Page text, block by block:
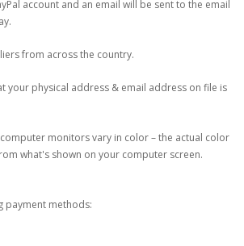
account and an email will be sent to the email
from across the country.
your physical address & email address on file is
monitors vary in color – the actual color
what's shown on your computer screen.
payment methods: